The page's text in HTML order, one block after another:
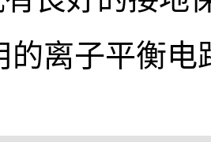
的离子平衡